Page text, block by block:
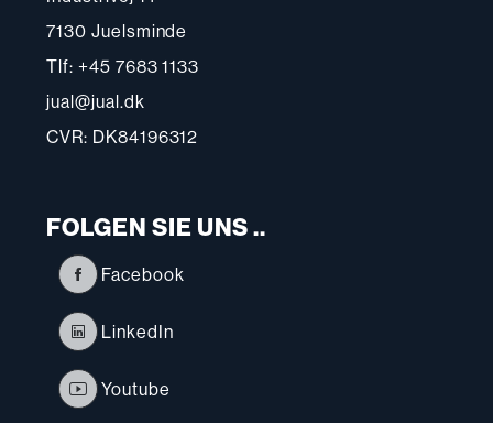
7130 Juelsminde
Tlf: +45 7683 1133
jual@jual.dk
CVR: DK84196312
FOLGEN SIE UNS ..
Facebook
LinkedIn
Youtube